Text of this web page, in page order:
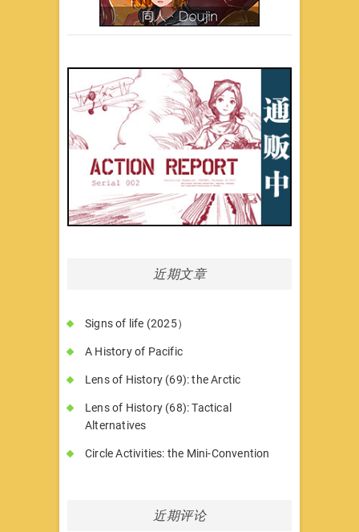
近期文章
Signs of life (2025）
A History of Pacific
Lens of History (69): the Arctic
Lens of History (68): Tactical
Alternatives
Circle Activities: the Mini-Convention
近期评论